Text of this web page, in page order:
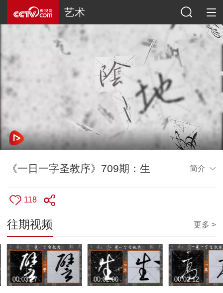
艺术
《一日一字圣教序》709期：生 简介
118
往期视频 更多 >
00:03:27 00:02:06 00:02:12